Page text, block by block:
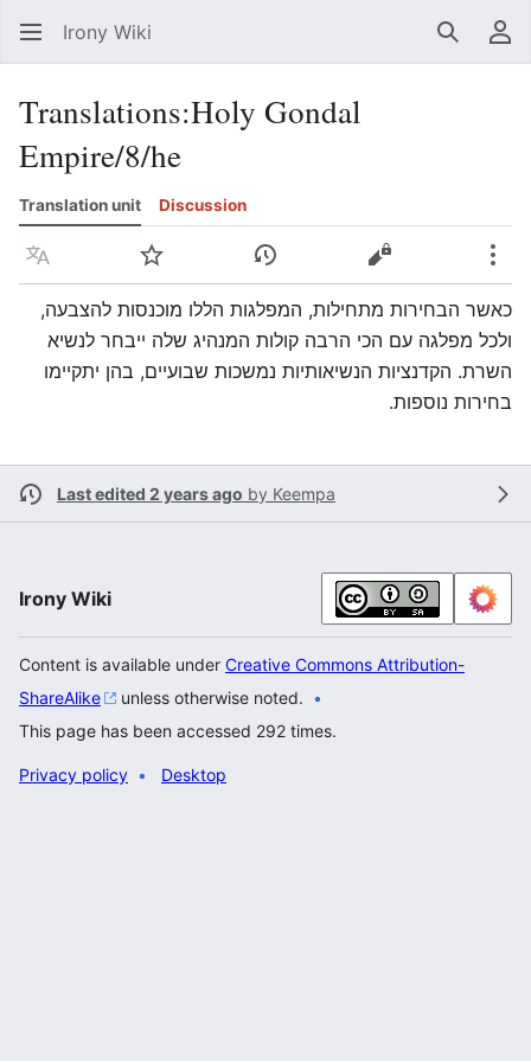
Irony Wiki Search
Translations:Holy Gondal
Empire/8/he
Translation unit Discussion
Language Watch View historyView source
כאשר הבחירות מתחילות, המפלגות הללו מוכנסות להצבעה,
ולכל מפלגה עם הכי הרבה קולות המנהיג שלה ייבחר לנשיא
השרת. הקדנציות הנשיאותיות נמשכות שבועיים, בהן יתקיימו
בחירות נוספות.
Last edited 2 years ago by Keempa
Irony Wiki
Content is available under Creative Commons Attribution-
ShareAlike
unless otherwise noted.
This page has been accessed 292 times.
Privacy policy Desktop